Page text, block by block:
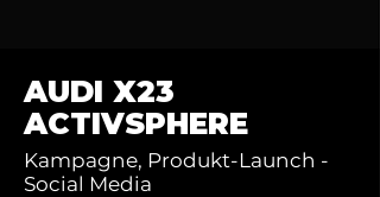
AUDI X23
ACTIVSPHERE
Kampagne, Produkt-Launch -
Social Media